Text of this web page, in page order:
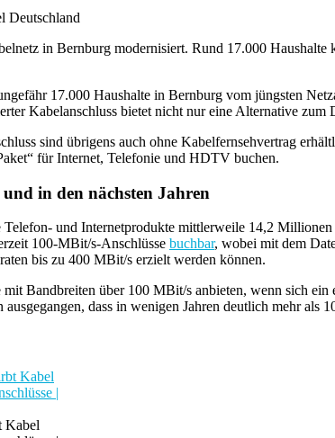
Deutschland
in Bernburg modernisiert. Rund 17.000
17.000 Haushalte in Bernburg vom jüngsten
Kabelanschluss bietet nicht nur eine Alternative
sind übrigens auch ohne Kabelfernsehvertrag
für Internet, Telefonie und HDTV buchen.
in den nächsten Jahren
und Internetprodukte mittlerweile 14,2
100-MBit/s-Anschlüsse buchbar, wobei mit dem
bis zu 400 MBit/s erzielt werden können.
Bandbreiten über 100 MBit/s anbieten, wenn sich
dass in wenigen Jahren deutlich mehr
Kabel